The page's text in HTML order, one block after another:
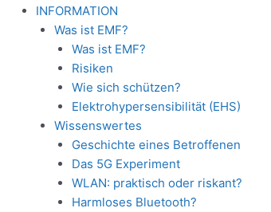
INFORMATION
Was ist EMF?
Was ist EMF?
Risiken
Wie sich schützen?
Elektrohypersensibilität (EHS)
Wissenswertes
Geschichte eines Betroffenen
Das 5G Experiment
WLAN: praktisch oder riskant?
Harmloses Bluetooth?